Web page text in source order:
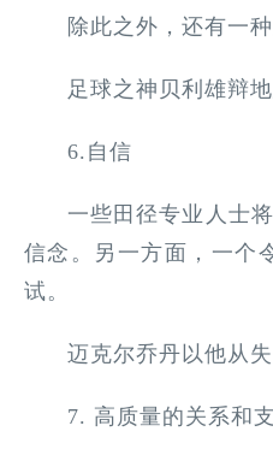
除此之外，还有一
足球之神贝利雄辩
6.自信
一些田径专业人士
信念。另一方面，一个
试。
迈克尔乔丹以他从
7. 高质量的关系和